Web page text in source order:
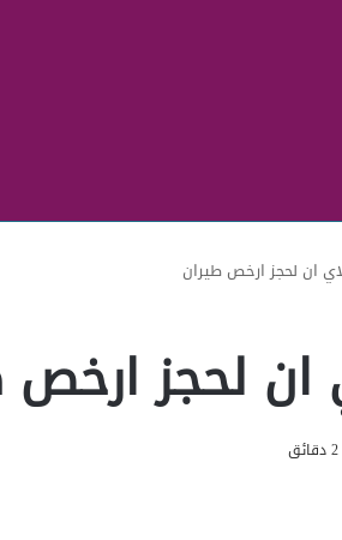
ان لحجز ارخص طيران
لحجز ارخص
2 دقائق